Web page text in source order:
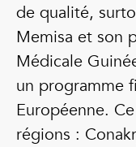
de qualité,
Memisa et son
Médicale
un programme
Européenne.
régions :